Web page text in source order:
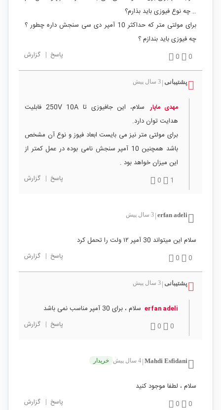
.. چه نوع فیوزی باید بذارم؟
برای مولتی متر که حداکثر 10 آمپر دی سی سنجش داره چطور ؟
چه فیوزی باید بندازم ؟
0
0 پاسخ | گزارش
پشتیبانی 3 سال پیش
مهدی ماپار
سلام، این جافیوزی تا 250V 10A فابلیت
هدایت توان دارد.
برای مولتی متر نیز می بایست ابعاد فیوز و نوع آن مشخص
باشد همچنین 10 آمپر سنجش نامی بوده در عمل کمتر از
این میزان خواهد بود .
1
0 پاسخ | گزارش
‪erfan adeli‬‏ 3 سال پیش
سلام این میتواند 30 آمپر ۱۲ ولت را تحمل کرد
0
0 پاسخ | گزارش
پشتیبانی 3 سال پیش
‪erfan adeli‬‏ سلام ، برای 30 آمپر مناسب نمی باشد
0
0 پاسخ | گزارش
Mahdi Esfidani 4 سال پیش خریدار
سلام ، لطفا موجود کنید
0
0 پاسخ | گزارش